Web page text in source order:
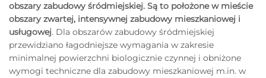
obszary zabudowy śródmiejskiej. Są to położone w mieście
obszary zwartej, intensywnej zabudowy mieszkaniowej i
usługowej. Dla obszarów zabudowy śródmiejskiej
przewidziano łagodniejsze wymagania w zakresie
minimalnej powierzchni biologicznie czynnej i obniżone
wymogi techniczne dla zabudowy mieszkaniowej m.in. w